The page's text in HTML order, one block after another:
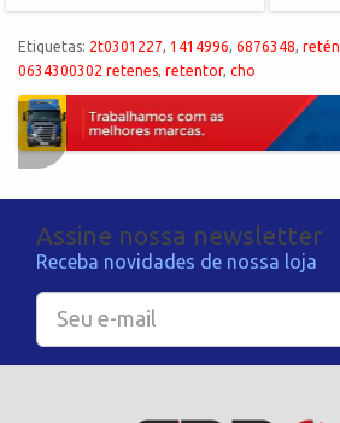
Etiquetas: 2t0301227 1414996 6876348 retén
0634300302 retenes retentor, cho
Assine nossa newsletter
Receba novidades de nossa loja